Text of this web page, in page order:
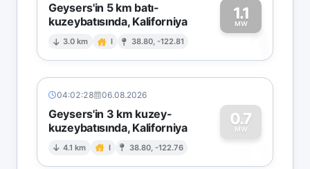
Geysers'in 5 km batı-
kuzeybatısında, Kaliforniya
3.0 km I 38.80, -122.81
1.1
MW1
04:02:28 06.08.2026
Geysers'in 3 km kuzey-
kuzeybatısında, Kaliforniya
4.1 km I 38.80, -122.76
0.7
MW
0